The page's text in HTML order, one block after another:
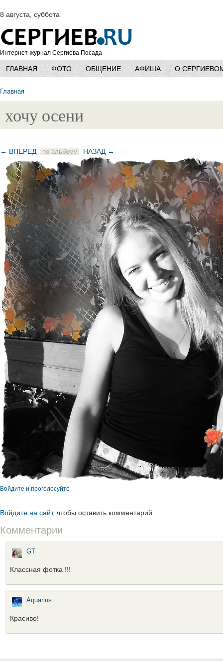
8 августа, суббота
Интернет-журнал Сергиева Посада
ГЛАВНАЯ ФОТО ОБЩЕНИЕ АФИША О
Главная
хочу осени
← ВПЕРЕД по альбому НАЗАД →
Войдите и проголосуйте
Войдите на сайт, чтобы оставить комментарий.
Комментарии
GT
Классная фотка !!!
Aquarius
Красиво!